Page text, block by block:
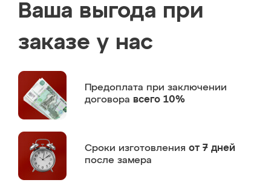
Ваша выгода при
заказе у нас
Предоплата при заключении
договора всего 10%
Сроки изготовления от 7 дней
после замера